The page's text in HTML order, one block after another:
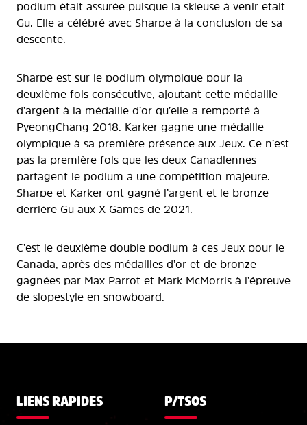
podium était assurée puisque la skieuse à venir était
Gu. Elle a célébré avec Sharpe à la conclusion de sa
descente.
Sharpe est sur le podium olympique pour la
deuxième fois consécutive, ajoutant cette médaille
d’argent à la médaille d’or qu’elle a remporté à
PyeongChang 2018. Karker gagne une médaille
olympique à sa première présence aux Jeux. Ce n’est
pas la première fois que les deux Canadiennes
partagent le podium à une compétition majeure.
Sharpe et Karker ont gagné l’argent et le bronze
derrière Gu aux X Games de 2021.
C’est le deuxième double podium à ces Jeux pour le
Canada, après des médailles d’or et de bronze
gagnées par Max Parrot et Mark McMorris à l’épreuve
de slopestyle en snowboard.
LIENS RAPIDES P/TSOS